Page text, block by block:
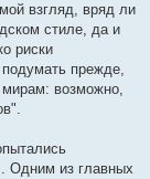
взгляд, вряд ли
стиле, да и
риски
подумать прежде,
мирам: возможно,
Одним из главных